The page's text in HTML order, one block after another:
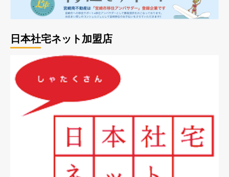
日本社宅ネット加盟店